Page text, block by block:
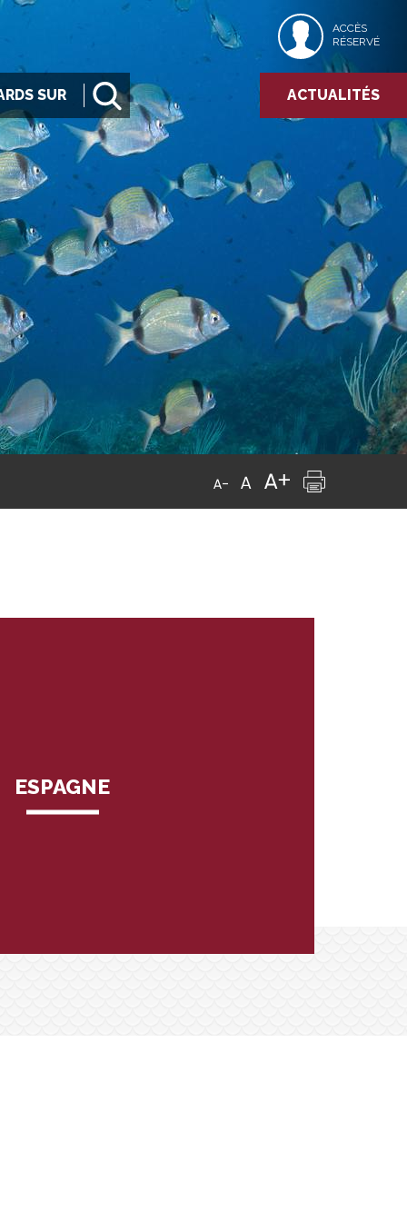
SUR
ACCÈS
RÉSERVÉ
ACTUALITÉS
ESPAGNE